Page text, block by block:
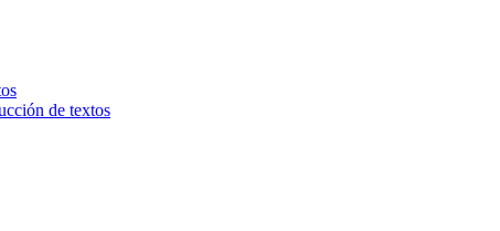
de textos